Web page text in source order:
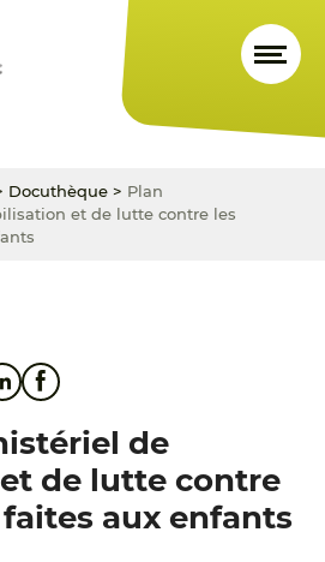
Docuthèque > Plan
et de lutte contre les
de
de lutte contre
aux enfants